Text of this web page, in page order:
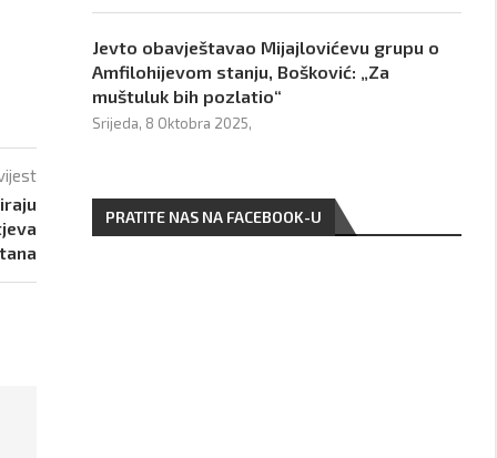
Jevto obavještavao Mijajlovićevu grupu o
Amfilohijevom stanju, Bošković: „Za
muštuluk bih pozlatio“
Srijeda, 8 Oktobra 2025,
PRATITE NAS NA FACEBOOK-U